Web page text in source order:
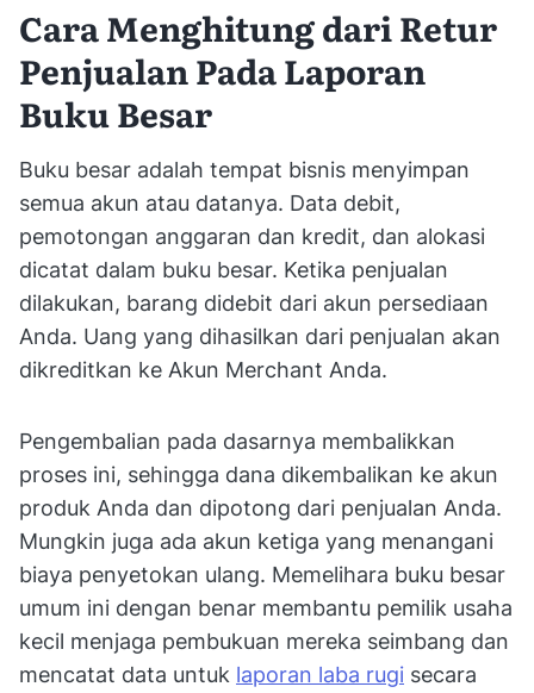
Cara Menghitung dari Retur
Penjualan Pada Laporan
Buku Besar
Buku besar adalah tempat bisnis menyimpan
semua akun atau datanya. Data debit,
pemotongan anggaran dan kredit, dan alokasi
dicatat dalam buku besar. Ketika penjualan
dilakukan, barang didebit dari akun persediaan
Anda. Uang yang dihasilkan dari penjualan akan
dikreditkan ke Akun Merchant Anda.
Pengembalian pada dasarnya membalikkan
proses ini, sehingga dana dikembalikan ke akun
produk Anda dan dipotong dari penjualan Anda.
Mungkin juga ada akun ketiga yang menangani
biaya penyetokan ulang. Memelihara buku besar
umum ini dengan benar membantu pemilik usaha
kecil menjaga pembukuan mereka seimbang dan
mencatat data untuk laporan laba rugi secara